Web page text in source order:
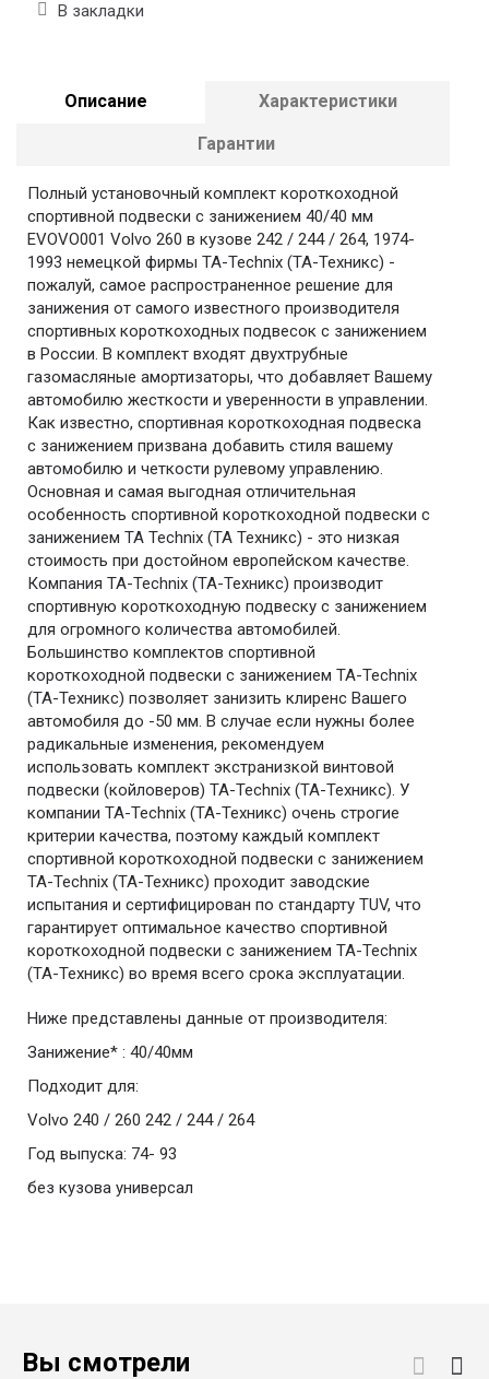
В закладки
Описание Характеристики
Гарантии
Полный установочный комплект короткоходной
спортивной подвески с занижением 40/40 мм
EVOVO001 Volvo 260 в кузове 242 / 244 / 264, 1974-
1993 немецкой фирмы TA-Technix (ТА-Техникс) -
пожалуй, самое распространенное решение для
занижения от самого известного производителя
спортивных короткоходных подвесок с занижением
в России. В комплект входят двухтрубные
газомасляные амортизаторы, что добавляет Вашему
автомобилю жесткости и уверенности в управлении.
Как известно, спортивная короткоходная подвеска
с занижением призвана добавить стиля вашему
автомобилю и четкости рулевому управлению.
Основная и самая выгодная отличительная
особенность спортивной короткоходной подвески с
занижением TA Technix (ТА Техникс) - это низкая
стоимость при достойном европейском качестве.
Компания TA-Technix (ТА-Техникс) производит
спортивную короткоходную подвеску с занижением
для огромного количества автомобилей.
Большинство комплектов спортивной
короткоходной подвески с занижением TA-Technix
(ТА-Техникс) позволяет занизить клиренс Вашего
автомобиля до -50 мм. В случае если нужны более
радикальные изменения, рекомендуем
использовать комплект экстранизкой винтовой
подвески (койловеров) TA-Technix (ТА-Техникс). У
компании TA-Technix (ТА-Техникс) очень строгие
критерии качества, поэтому каждый комплект
спортивной короткоходной подвески с занижением
TA-Technix (ТА-Техникс) проходит заводские
испытания и сертифицирован по стандарту TUV, что
гарантирует оптимальное качество спортивной
короткоходной подвески с занижением TA-Technix
(ТА-Техникс) во время всего срока эксплуатации.
Ниже представлены данные от производителя:
Занижение* : 40/40мм
Подходит для:
Volvo 240 / 260 242 / 244 / 264
Год выпуска: 74- 93
без кузова универсал
Вы смотрели